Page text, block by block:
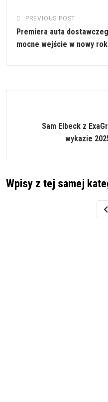
PREVIOUS POST
Premiera auta
mocne wejście w nowy
Sam Elbeck z
wykazie
Wpisy z tej samej